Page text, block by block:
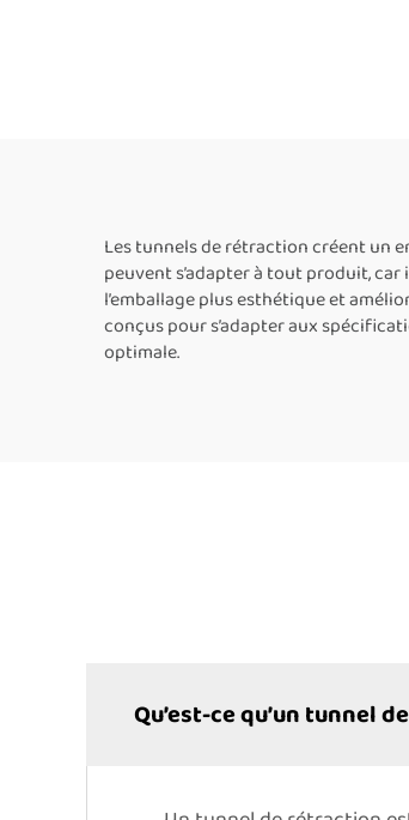
machine d’emballage
sous film plastique
livres, bouteilles et
autres produits
Les tunnels de rétraction créent un
peuvent s’adapter à tout produit,
l’emballage plus esthétique et
conçus pour s’adapter aux
optimale.
Qu’est-ce qu’un tunnel